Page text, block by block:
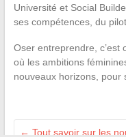
Université et Social
ses compétences, du
Oser entreprendre, c’est
où les ambitions
nouveaux horizons, pour
← Tout savoir sur les